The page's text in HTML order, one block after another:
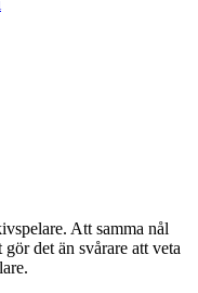
Att samma nål
det än svårare att veta